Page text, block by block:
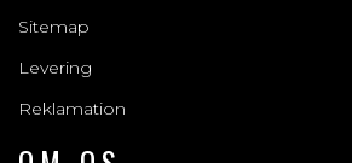
Sitemap
Levering
Reklamation